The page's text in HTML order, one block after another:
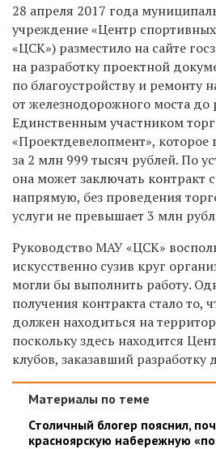
28 апреля 2017 года
учреждение «Центр
«ЦСК») разместило на сайте
на разработку проектной
по благоустройству и ремонту
от железнодорожного моста до
Единственным участником
«Проектдевелопмент»,
за 2 млн 999 тысяч рублей. По
она может заключать контракт
напрямую, без проведения
услуги не превышает 3 млн
Руководство МАУ «ЦСК»
искусственно сузив круг
могли бы выполнить работу.
получения контракта стало то,
должен находиться на
поскольку здесь находится
клубов, заказавший разработку
Материалы по теме
Столичный блогер пояснил,
красноярскую набережную